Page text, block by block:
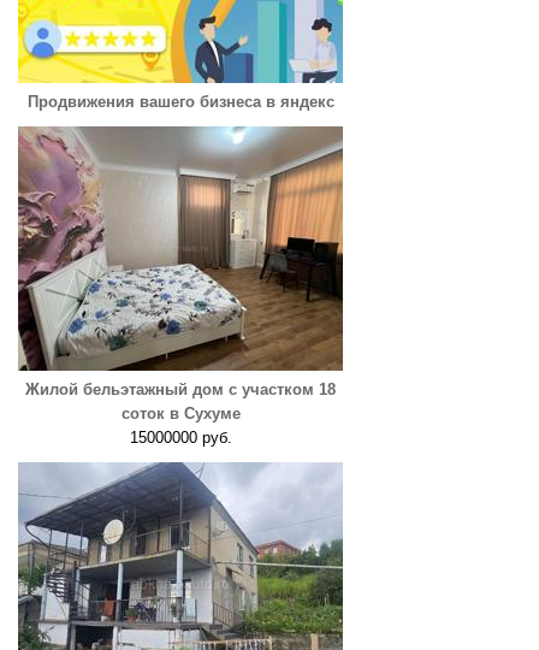
Продвижения вашего бизнеса в яндекс
Жилой бельэтажный дом с участком 18
соток в Сухуме
15000000 руб.